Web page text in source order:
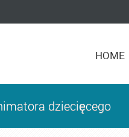
HOME
dziecięcego